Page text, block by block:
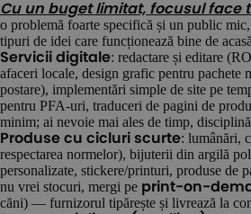
Cu un buget limitat, focusul face
o problemă foarte specifică și un public
tipuri de idei care funcționează bine de
Servicii digitale: redactare și editare
afaceri locale, design grafic pentru pachete
postare), implementări simple de site pe
pentru PFA-uri, traduceri de pagini de
minim; ai nevoie mai ales de timp,
Produse cu cicluri scurte: lumânări,
respectarea normelor), bijuterii din argilă
personalizate, stickere/printuri, produse de
nu vrei stocuri, mergi pe print-on-
căni) — furnizorul tipărește și livrează la